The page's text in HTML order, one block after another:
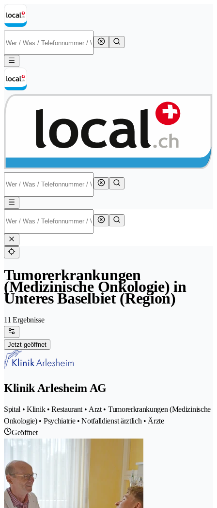
Tumorerkrankungen
(Medizinische Onkologie) in
Unteres Baselbiet (Region)
11 Ergebnisse
Jetzt geöffnet
Klinik Arlesheim AG
Spital • Klinik • Restaurant • Arzt • Tumorerkrankungen (Medizinische
Onkologie) • Psychiatrie • Notfalldienst ärztlich • Ärzte
Geöffnet